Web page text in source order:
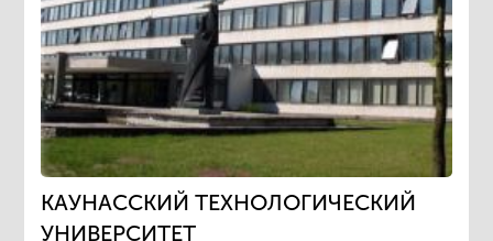
КАУНАССКИЙ ТЕХНОЛОГИЧЕСКИЙ
УНИВЕРСИТЕТ